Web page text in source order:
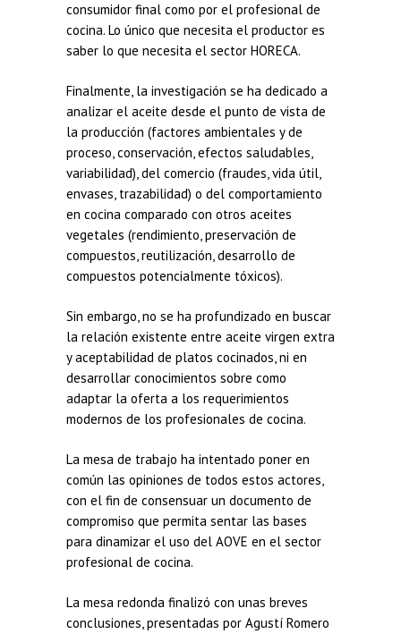
consumidor final como por el profesional de
cocina. Lo único que necesita el productor es
saber lo que necesita el sector HORECA.
Finalmente, la investigación se ha dedicado a
analizar el aceite desde el punto de vista de
la producción (factores ambientales y de
proceso, conservación, efectos saludables,
variabilidad), del comercio (fraudes, vida útil,
envases, trazabilidad) o del comportamiento
en cocina comparado con otros aceites
vegetales (rendimiento, preservación de
compuestos, reutilización, desarrollo de
compuestos potencialmente tóxicos).
Sin embargo, no se ha profundizado en buscar
la relación existente entre aceite virgen extra
y aceptabilidad de platos cocinados, ni en
desarrollar conocimientos sobre como
adaptar la oferta a los requerimientos
modernos de los profesionales de cocina.
La mesa de trabajo ha intentado poner en
común las opiniones de todos estos actores,
con el fin de consensuar un documento de
compromiso que permita sentar las bases
para dinamizar el uso del AOVE en el sector
profesional de cocina.
La mesa redonda finalizó con unas breves
conclusiones, presentadas por Agustí Romero